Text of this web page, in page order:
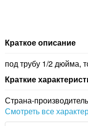
Краткое описание
под трубу 1/2 дюйма,
Краткие
Страна-
Смотреть все